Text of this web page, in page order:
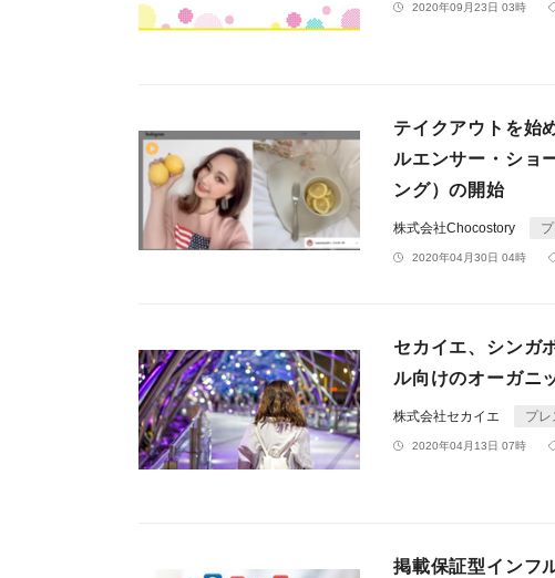
2020年09月23日 03時
テイクアウトを始
ルエンサー・ショ
ング）の開始
株式会社Chocostory
2020年04月30日 04時
セカイエ、シンガ
ル向けのオーガニ
株式会社セカイエ プレ
2020年04月13日 07時
掲載保証型インフ